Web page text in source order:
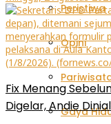
Peristiwa
Opini
Gaya
Fix Menang
Digelar, Andie